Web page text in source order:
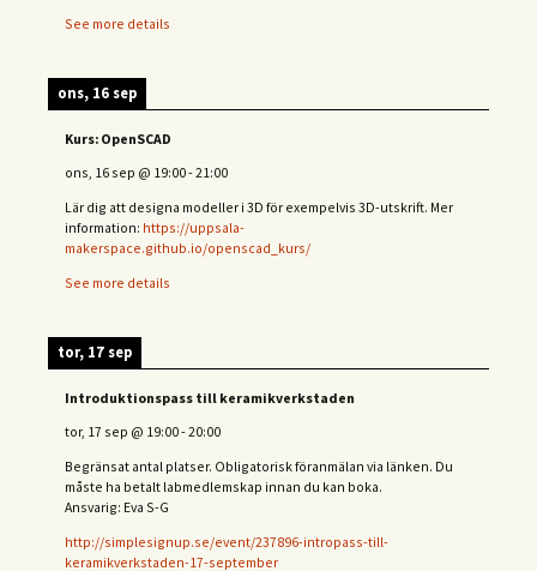
See more details
ons, 16 sep
Kurs: OpenSCAD
ons, 16 sep @ 19:00-21:00
Lär dig att designa modeller i 3D för exempelvis 3D-utskrift. Mer
information: https://uppsala-
makerspace.github.io/openscad_kurs/
See more details
tor, 17 sep
Introduktionspass till keramikverkstaden
tor, 17 sep @ 19:00-20:00
Begränsat antal platser. Obligatorisk föranmälan via länken. Du
måste ha betalt labmedlemskap innan du kan boka.
Ansvarig: Eva S-G
http://simplesignup.se/event/237896-intropass-till-
keramikverkstaden-17-september